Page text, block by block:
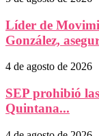
Líder de
González,
4 de agosto de 2026
SEP prohibió
Quintana...